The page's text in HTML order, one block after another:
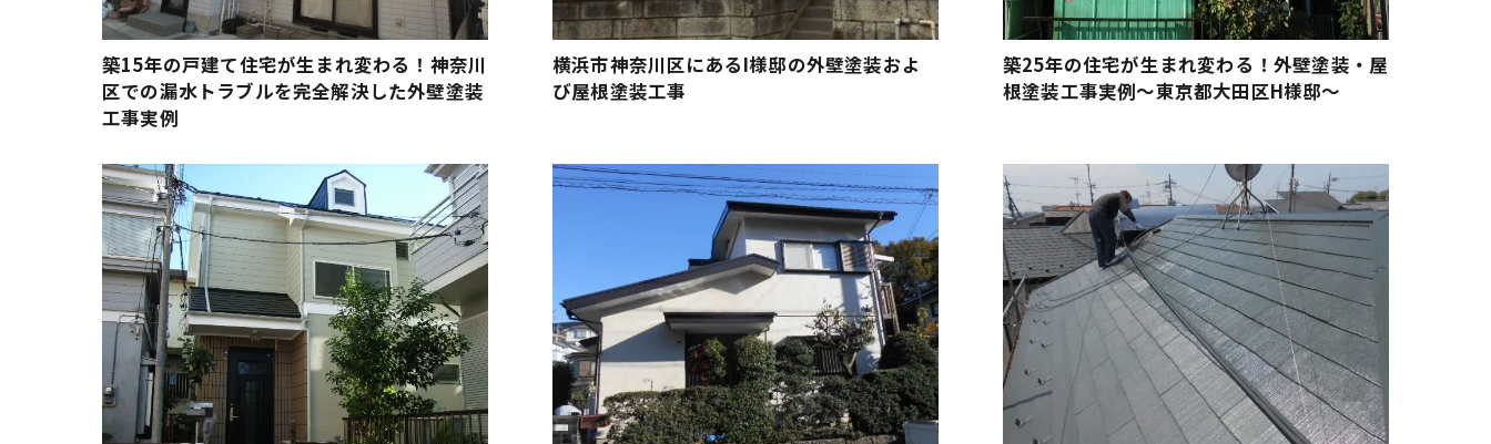
築15年の戸建て住宅が生まれ変わる！神奈川
区での漏水トラブルを完全解決した外壁塗装
工事実例
横浜市神奈川区にあるI様邸の外壁塗装およ
び屋根塗装工事
築25年の住宅が生まれ変わる！外壁塗装・屋
根塗装工事実例〜東京都大田区H様邸〜